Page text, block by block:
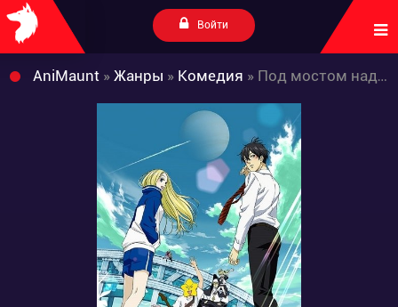
Войти
AniMaunt » Жанры » Комедия » Под мостом над Аракавой